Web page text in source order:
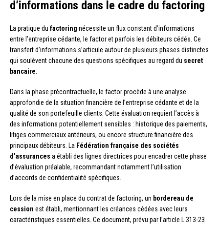
d’informations dans le cadre du factoring
La pratique du factoring nécessite un flux constant d’informations
entre l’entreprise cédante, le factor et parfois les débiteurs cédés. Ce
transfert d’informations s’articule autour de plusieurs phases distinctes
qui soulèvent chacune des questions spécifiques au regard du secret
bancaire.
Dans la phase précontractuelle, le factor procède à une analyse
approfondie de la situation financière de l’entreprise cédante et de la
qualité de son portefeuille clients. Cette évaluation requiert l’accès à
des informations potentiellement sensibles : historique des paiements,
litiges commerciaux antérieurs, ou encore structure financière des
principaux débiteurs. La Fédération française des sociétés
d’assurances a établi des lignes directrices pour encadrer cette phase
d’évaluation préalable, recommandant notamment l’utilisation
d’accords de confidentialité spécifiques.
Lors de la mise en place du contrat de factoring, un bordereau de
cession est établi, mentionnant les créances cédées avec leurs
caractéristiques essentielles. Ce document, prévu par l’article L.313-23